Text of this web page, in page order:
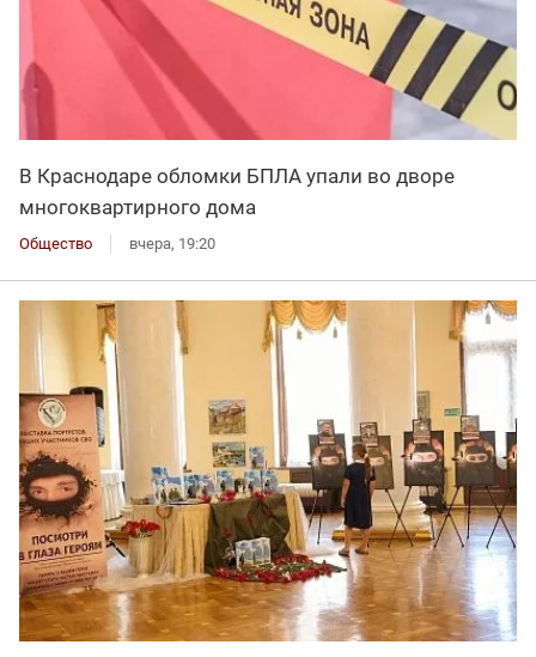
В Краснодаре обломки БПЛА упали во дворе
многоквартирного дома
Общество вчера, 19:20